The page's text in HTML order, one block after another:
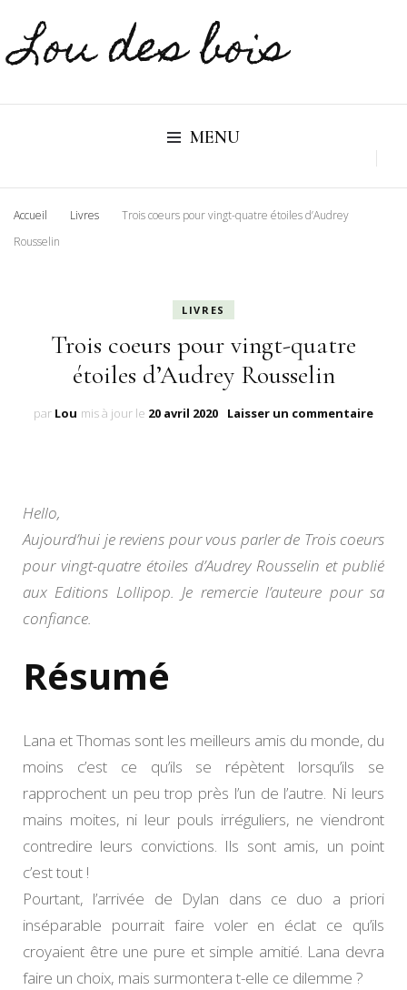
Lou des bois
MENU
Accueil Livres
Trois coeurs pour vingt-quatre étoiles d’Audrey
Rousselin
LIVRES
Trois coeurs pour vingt-quatre
étoiles d’Audrey Rousselin
par Lou mis à jour le 20 avril 2020 Laisser un commentairesur
Hello,
Aujourd’hui je reviens pour vous parler de Trois coeurs
pour vingt-quatre étoiles d’Audrey Rousselin et publié
aux Editions Lollipop. Je remercie l’auteure pour sa
confiance.
Résumé
Lana et Thomas sont les meilleurs amis du monde, du
moins c’est ce qu’ils se répètent lorsqu’ils se
rapprochent un peu trop près l’un de l’autre. Ni leurs
mains moites, ni leur pouls irréguliers, ne viendront
contredire leurs convictions. Ils sont amis, un point
c’est tout !
Pourtant, l’arrivée de Dylan dans ce duo a priori
inséparable pourrait faire voler en éclat ce qu’ils
croyaient être une pure et simple amitié. Lana devra
faire un choix, mais surmontera t-elle ce dilemme ?